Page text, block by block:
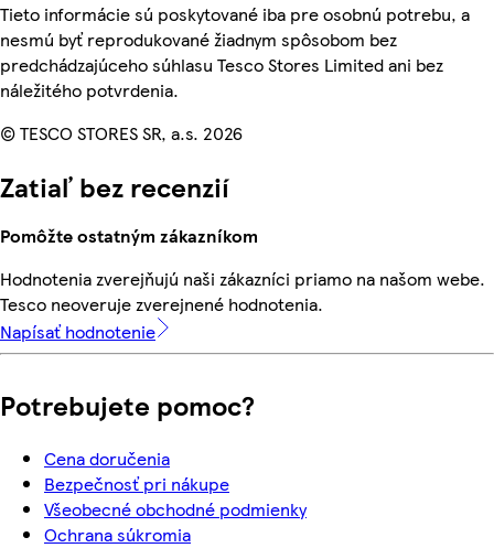
Tieto informácie sú poskytované iba pre osobnú potrebu, a
nesmú byť reprodukované žiadnym spôsobom bez
predchádzajúceho súhlasu Tesco Stores Limited ani bez
náležitého potvrdenia.
© TESCO STORES SR, a.s. 2026
Zatiaľ bez recenzií
Pomôžte ostatným zákazníkom
Hodnotenia zverejňujú naši zákazníci priamo na našom webe.
Tesco neoveruje zverejnené hodnotenia.
Napísať hodnotenie
Potrebujete pomoc?
Cena doručenia
Bezpečnosť pri nákupe
Všeobecné obchodné podmienky
Ochrana súkromia